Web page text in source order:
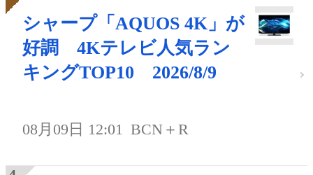
シャープ「AQUOS 4K」が
好調 4Kテレビ人気ラン
キングTOP10 2026/8/9
08月09日 12:01 BCN＋R